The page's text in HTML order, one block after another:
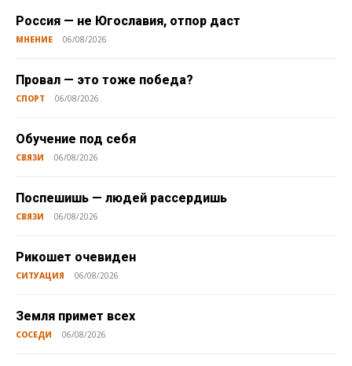
Россия — не Югославия, отпор даст
МНЕНИЕ 06/08/2026
Провал — это тоже победа?
СПОРТ 06/08/2026
Обучение под себя
СВЯЗИ 06/08/2026
Поспешишь — людей рассердишь
СВЯЗИ 06/08/2026
Рикошет очевиден
СИТУАЦИЯ 06/08/2026
Земля примет всех
СОСЕДИ 06/08/2026